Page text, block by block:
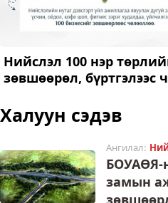
Нийслэл 100 нэр
зөвшөөрөл, бүртгэлээс
Халуун сэдэв
Ангилал:
БОУАӨЯ-
замын